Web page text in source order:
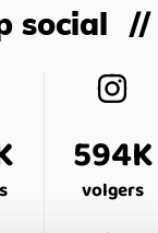
social
594K
volgers